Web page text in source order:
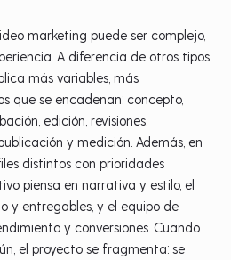
marketing puede ser complejo,
A diferencia de otros tipos
más variables, más
que se encadenan: concepto,
edición, revisiones,
y medición. Además, en
distintos con prioridades
piensa en narrativa y estilo, el
y entregables, y el equipo de
y conversiones. Cuando
el proyecto se fragmenta: se